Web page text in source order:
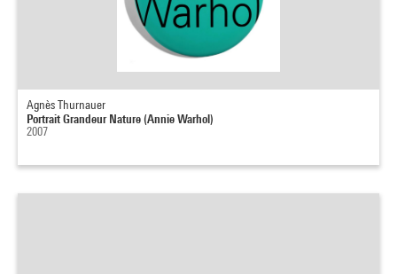
Agnès Thurnauer
Portrait Grandeur Nature (Annie Warhol)
2007